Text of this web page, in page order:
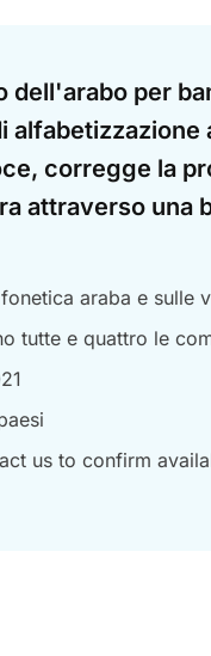
per
corregge la
attraverso una
araba e sulle
tutte e quattro le
us to confirm